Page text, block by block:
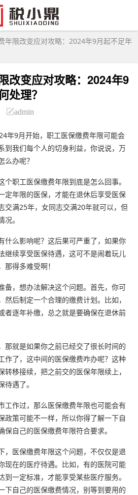
年限改变应对攻略：2024年9月起不足年
改变应对攻略：2024年9
处理？
admin
年9月开始，职工医保缴费年限可能会
到我们每个人的切身利益，你说说，万
么办呢？
职工医保缴费年限到底是怎么回事。
定年限的医保，才能在退休后享受医保
交满25年，女同志交满20年就可以，但
。
什么影响呢？这后果可严重了，如果你
继续享受医保待遇，这可不是闹着玩儿
得多难受啊！
备，想办法解决这个问题。首先，你可
后制定一个合理的缴费计划。比如，
者逐年补缴，总之就是要确保在退休前
那就是如果你之前已经交了很长时间的
作了，这中间的医保缴费咋办呢？这种
移接续，把之前交的医保年限续上，
遇了。
工作过，那么医保缴费年限也可能会有
政策可能不一样，所以你得了解一下自
保自己的医保缴费年限符合要求。
，医保缴费年限这个问题，不仅仅是退
现在的医疗待遇。比如，有的医院可能
一定标准，才能享受某些医疗服务。
下自己的医保缴费情况，别等到要用的